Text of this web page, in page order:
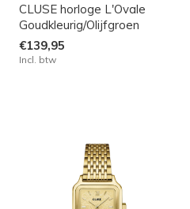
CLUSE horloge L'Ovale
Goudkleurig/Olijfgroen
€139,95
Incl. btw